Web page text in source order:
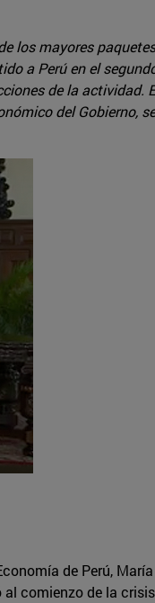
los mayores
a Perú en el
de la actividad.
del Gobierno,
de Perú,
comienzo de la